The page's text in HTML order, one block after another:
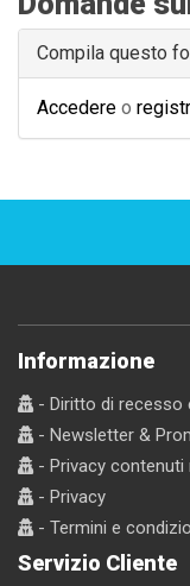
Compila questo
Accedere o
Informazione
- Diritto di recesso
- Newsletter &
- Privacy contenuti
- Privacy
- Termini e
Servizio Cliente